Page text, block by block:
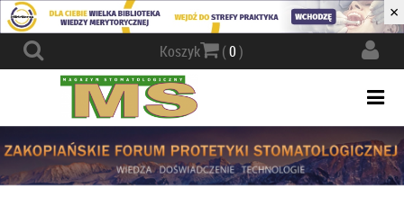
×
Koszyk (0)